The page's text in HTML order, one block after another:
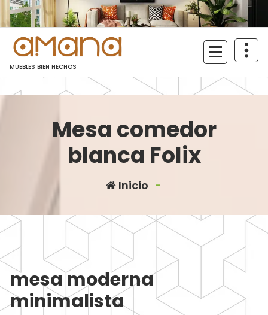
Saltar
al
contenido
MUEBLES BIEN HECHOS
Mesa comedor
blanca Folix
Inicio -
mesa moderna
minimalista